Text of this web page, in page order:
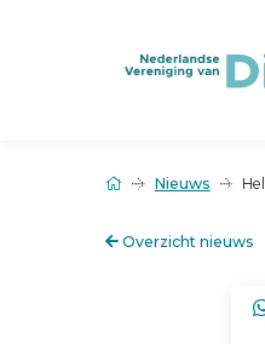
Nieuws
Overzicht nieuws